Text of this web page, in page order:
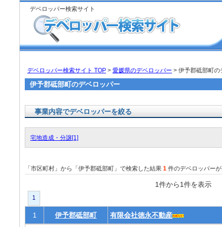
デベロッパー検索サイト
デベロッパー検索サイト TOP > 愛媛県のデベロッパー > 伊予郡砥部町の
伊予郡砥部町のデベロッパー
事業内容でデベロッパーを絞る
宅地造成・分譲[1]
「市区町村」から「伊予郡砥部町」で検索した結果 1 件のデベロッパー
1件から1件を表
1
1 伊予郡砥部町 有限会社徳永不動産